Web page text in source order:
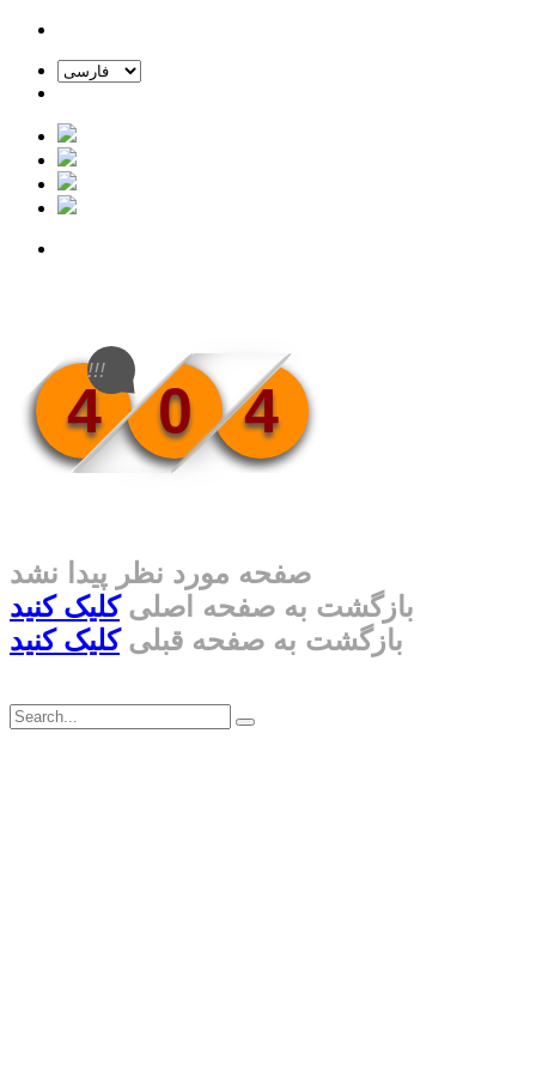
4 0 4
!!!
صفحه مورد نظر پیدا نشد
بازگشت به صفحه اصلیکلیک کنید
بازگشت به صفحه قبلیکلیک کنید